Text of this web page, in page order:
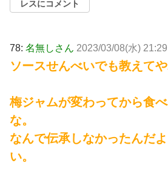
レスにコメント
78: 名無しさん 2023/03/08(水)
ソースせんべいでも教えてや
梅ジャムが変わってから食
な。
なんで伝承しなかったんだ
い。